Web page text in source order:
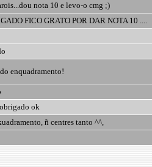
nota 10 e levo-o cmg ;)
FICO GRATO POR DAR NOTA 10 ....
enquadramento!
ok
ñ centres tanto ^^,